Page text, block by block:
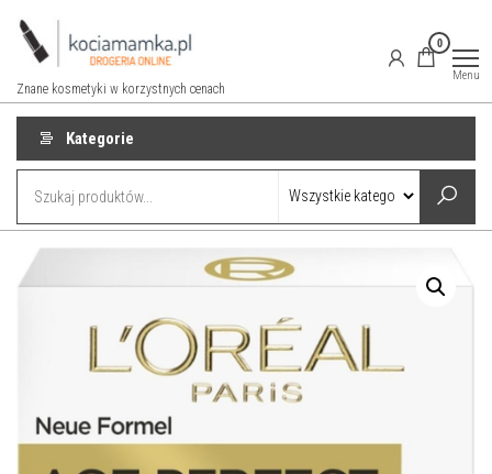
Przejdź
Znane kosmetyki w korzystnych cenach
0
Menu
Kategorie